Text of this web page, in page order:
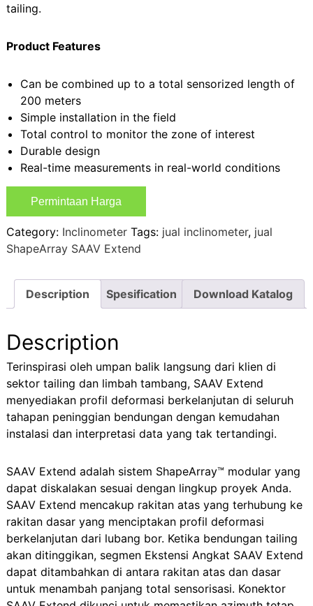
tailing.
Product Features
Can be combined up to a total sensorized length of
200 meters
Simple installation in the field
Total control to monitor the zone of interest
Durable design
Real-time measurements in real-world conditions
Permintaan Harga
Category: Inclinometer Tags: jual inclinometer, jual
ShapeArray SAAV Extend
Description Spesification Download Katalog
Description
Terinspirasi oleh umpan balik langsung dari klien di
sektor tailing dan limbah tambang, SAAV Extend
menyediakan profil deformasi berkelanjutan di seluruh
tahapan peninggian bendungan dengan kemudahan
instalasi dan interpretasi data yang tak tertandingi.
SAAV Extend adalah sistem ShapeArray™ modular yang
dapat diskalakan sesuai dengan lingkup proyek Anda.
SAAV Extend mencakup rakitan atas yang terhubung ke
rakitan dasar yang menciptakan profil deformasi
berkelanjutan dari lubang bor. Ketika bendungan tailing
akan ditinggikan, segmen Ekstensi Angkat SAAV Extend
dapat ditambahkan di antara rakitan atas dan dasar
untuk menambah panjang total sensorisasi. Konektor